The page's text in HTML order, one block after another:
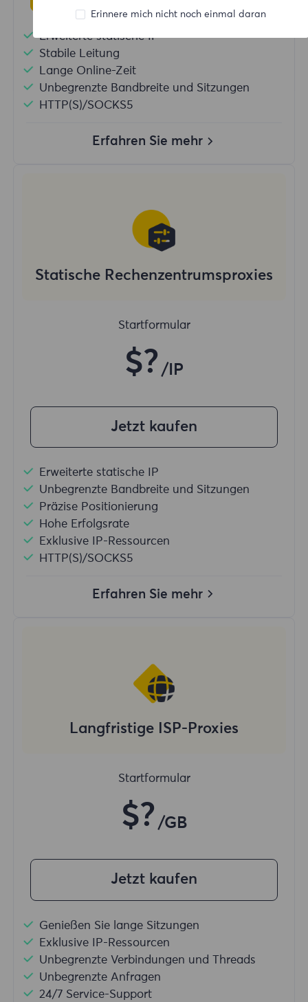
Erweiterte statische IP
Stabile Leitung
Lange Online-Zeit
Unbegrenzte Bandbreite und Sitzungen
HTTP(S)/SOCKS5
Erfahren Sie mehr
Statische Rechenzentrumsproxies
Startformular
$? /IP
Jetzt kaufen
Erweiterte statische IP
Unbegrenzte Bandbreite und Sitzungen
Präzise Positionierung
Hohe Erfolgsrate
Exklusive IP-Ressourcen
HTTP(S)/SOCKS5
Erfahren Sie mehr
Langfristige ISP-Proxies
Startformular
$? /GB
Jetzt kaufen
Genießen Sie lange Sitzungen
Exklusive IP-Ressourcen
Unbegrenzte Verbindungen und Threads
Unbegrenzte Anfragen
24/7 Service-Support
Erinnere mich nicht noch einmal daran